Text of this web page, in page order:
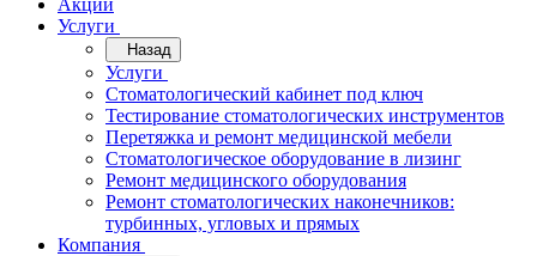
Акции
Услуги
Назад
Услуги
Стоматологический кабинет под ключ
Тестирование стоматологических инструментов
Перетяжка и ремонт медицинской мебели
Стоматологическое оборудование в лизинг
Ремонт медицинского оборудования
Ремонт стоматологических наконечников:
турбинных, угловых и прямых
Компания